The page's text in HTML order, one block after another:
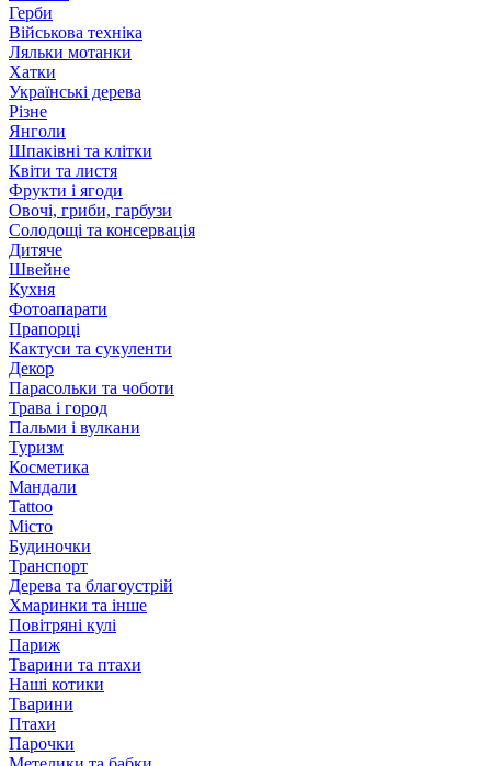
Герби
Військова техніка
Ляльки мотанки
Хатки
Українські дерева
Різне
Янголи
Шпаківні та клітки
Квіти та листя
Фрукти і ягоди
Овочі, гриби, гарбузи
Солодощі та консервація
Дитяче
Швейне
Кухня
Фотоапарати
Прапорці
Кактуси та сукуленти
Декор
Парасольки та чоботи
Трава і город
Пальми і вулкани
Туризм
Косметика
Мандали
Tattoo
Місто
Будиночки
Транспорт
Дерева та благоустрій
Хмаринки та інше
Повітряні кулі
Париж
Тварини та птахи
Наші котики
Тварини
Птахи
Парочки